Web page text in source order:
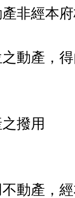
經本府
動產，
撥用
產，經